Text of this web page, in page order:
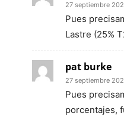
27 septiembre
Pues
Lastre (25%
pat burke
27 septiembre
Pues
porcentajes,